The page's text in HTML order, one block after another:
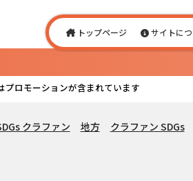
トップページ サイトに
ロモーションが含まれています
クラファン 地方 クラファン SDGs